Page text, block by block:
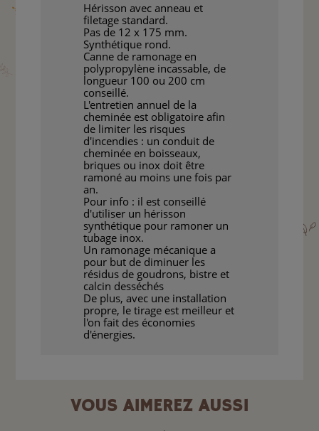
Hérisson avec anneau et
filetage standard.
Pas de 12 x 175 mm.
Synthétique rond.
Canne de ramonage en
polypropylène incassable, de
longueur 100 ou 200 cm
conseillé.
L'entretien annuel de la
cheminée est obligatoire afin
de limiter les risques
d'incendies : un conduit de
cheminée en boisseaux,
briques ou inox doit être
ramoné au moins une fois par
an.
Pour info : il est conseillé
d'utiliser un hérisson
synthétique pour ramoner un
tubage inox.
Un ramonage mécanique a
pour but de diminuer les
résidus de goudrons, bistre et
calcin desséchés
De plus, avec une installation
propre, le tirage est meilleur et
l'on fait des économies
d'énergies.
VOUS AIMEREZ AUSSI